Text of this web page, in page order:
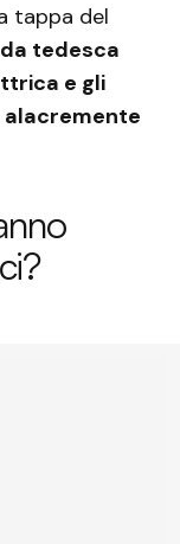
tappa del
tedesca
e gli
alacremente